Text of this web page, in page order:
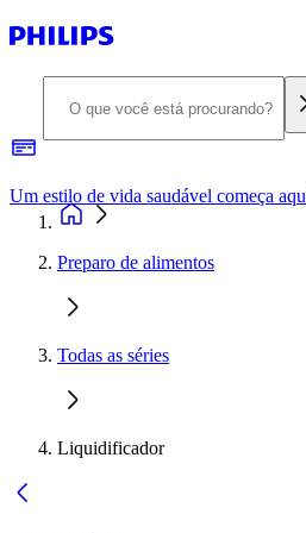
Preparo de alimentos
Todas as séries
Liquidificador